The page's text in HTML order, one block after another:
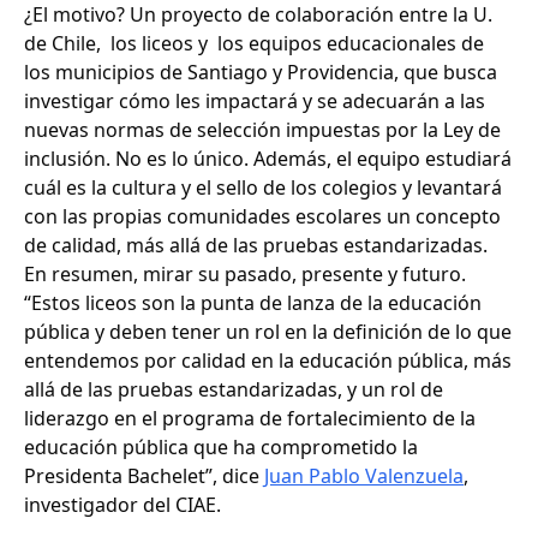
¿El motivo? Un proyecto de colaboración entre la U.
de Chile, los liceos y los equipos educacionales de
los municipios de Santiago y Providencia, que busca
investigar cómo les impactará y se adecuarán a las
nuevas normas de selección impuestas por la Ley de
inclusión. No es lo único. Además, el equipo estudiará
cuál es la cultura y el sello de los colegios y levantará
con las propias comunidades escolares un concepto
de calidad, más allá de las pruebas estandarizadas.
En resumen, mirar su pasado, presente y futuro.
“Estos liceos son la punta de lanza de la educación
pública y deben tener un rol en la definición de lo que
entendemos por calidad en la educación pública, más
allá de las pruebas estandarizadas, y un rol de
liderazgo en el programa de fortalecimiento de la
educación pública que ha comprometido la
Presidenta Bachelet”, dice Juan Pablo Valenzuela,
investigador del CIAE.